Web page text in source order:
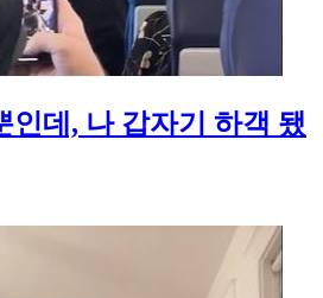
인데, 나 갑자기 하객 됐